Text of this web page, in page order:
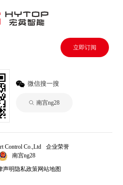
立即订阅
微信搜一搜
南宫ng28
Control Co.,Ltd 企业荣誉
南宫ng28
声明 隐私政策网站地图